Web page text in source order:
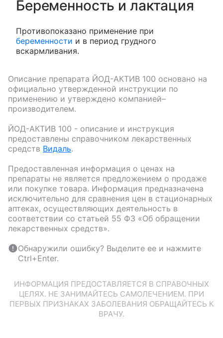
Беременность и лактация
Противопоказано применение при
беременности и в период грудного
вскармливания.
Описание препарата ЙОД-АКТИВ 100 основано на
официально утвержденной инструкции по
применению и утверждено компанией–
производителем.
ЙОД-АКТИВ 100 - описание и инструкция
предоставлены справочником лекарственных
средств Видаль.
Предоставленная информация о ценах на
препараты не является предложением о продаже
или покупке товара. Информация предназначена
исключительно для сравнения цен в стационарных
аптеках, осуществляющих деятельность в
соответствии со статьей 55 ФЗ «Об обращении
лекарственных средств».
Обнаружили ошибку? Выделите ее и нажмите
Ctrl+Enter.
ИНФОРМАЦИЯ ПРЕДОСТАВЛЯЕТСЯ В СПРАВОЧНЫХ
ЦЕЛЯХ. НЕ ЗАНИМАЙТЕСЬ САМОЛЕЧЕНИЕМ. ПРИ
ПЕРВЫХ ПРИЗНАКАХ ЗАБОЛЕВАНИЯ ОБРАЩАЙТЕСЬ К
ВРАЧУ.